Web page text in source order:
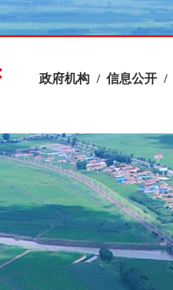
政府机构 / 信息公开 /